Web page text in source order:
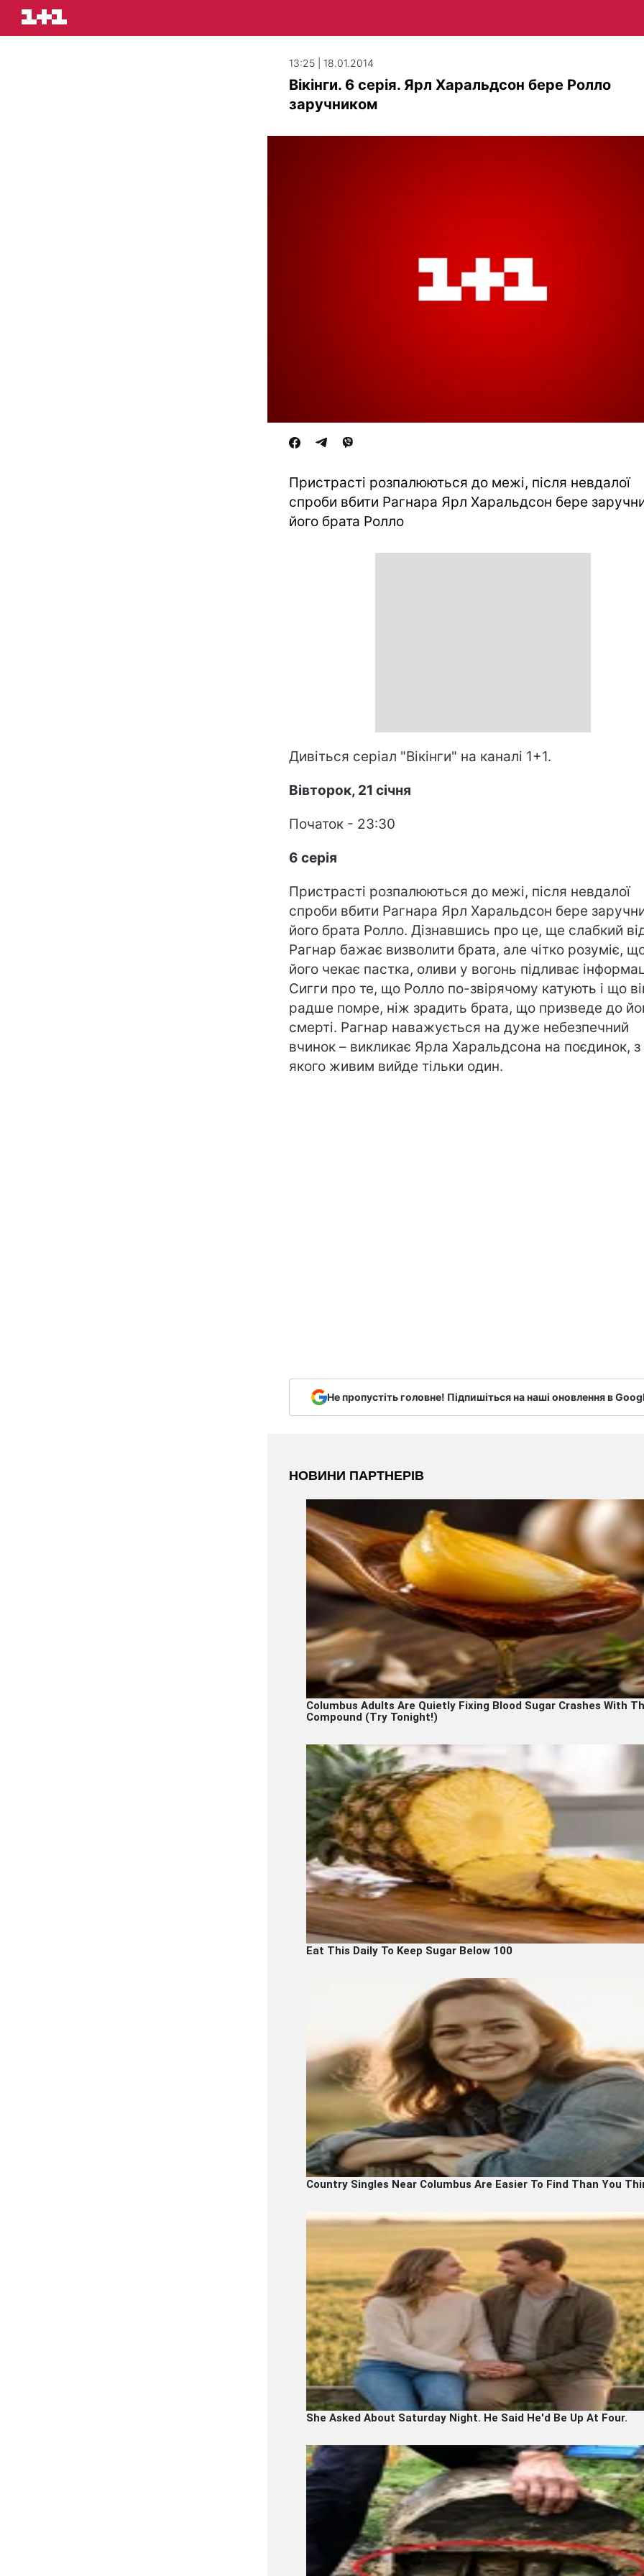
13:25 | 18.01.2014
Вікінги. 6 серія. Ярл Харальдсон бере Ролло
заручником
Пристрасті розпалюються до межі, після невдалої
спроби вбити Рагнара Ярл Харальдсон бере
його брата Ролло
Дивіться серіал "Вікінги" на каналі 1+1.
Вівторок, 21 січня
Початок - 23:30
6 серія
Пристрасті розпалюються до межі, після невдалої
спроби вбити Рагнара Ярл Харальдсон бере
його брата Ролло. Дізнавшись про це, ще слабкий
Рагнар бажає визволити брата, але чітко розуміє,
його чекає пастка, оливи у вогонь підливає
Сигги про те, що Ролло по-звірячому катують і що
радше помре, ніж зрадить брата, що призведе до
смерті. Рагнар наважується на дуже небезпечний
вчинок – викликає Ярла Харальдсона на поєдинок, з
якого живим вийде тільки один.
Не пропустіть головне! Підпишіться на наші оновлення в